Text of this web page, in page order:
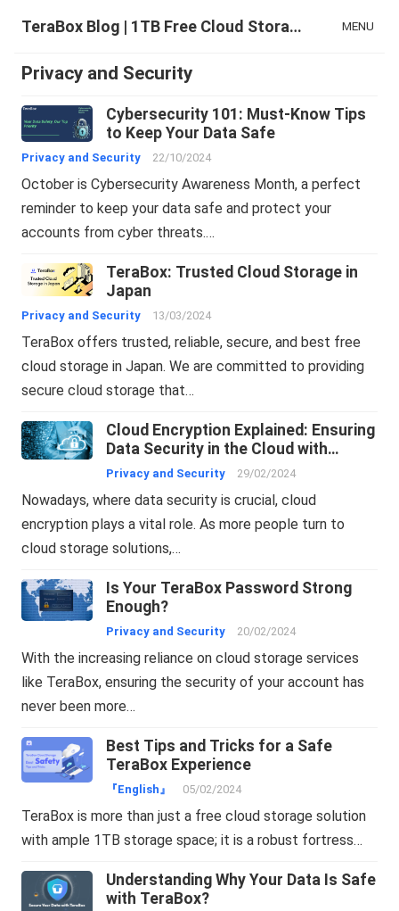
TeraBox Blog | 1TB Free Cloud Storage & All-in-One AI Space MENU
Privacy and Security
Cybersecurity 101: Must-Know Tips
to Keep Your Data Safe
Privacy and Security 22/10/2024
October is Cybersecurity Awareness Month, a perfect
reminder to keep your data safe and protect your
accounts from cyber threats.…
TeraBox: Trusted Cloud Storage in
Japan
Privacy and Security 13/03/2024
TeraBox offers trusted, reliable, secure, and best free
cloud storage in Japan. We are committed to providing
secure cloud storage that…
Cloud Encryption Explained: Ensuring
Data Security in the Cloud with
TeraBox
Privacy and Security 29/02/2024
Nowadays, where data security is crucial, cloud
encryption plays a vital role. As more people turn to
cloud storage solutions,…
Is Your TeraBox Password Strong
Enough?
Privacy and Security 20/02/2024
With the increasing reliance on cloud storage services
like TeraBox, ensuring the security of your account has
never been more…
Best Tips and Tricks for a Safe
TeraBox Experience
『English』 05/02/2024
TeraBox is more than just a free cloud storage solution
with ample 1TB storage space; it is a robust fortress…
Understanding Why Your Data Is Safe
with TeraBox?